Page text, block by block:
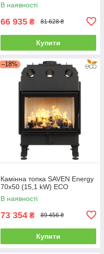
В наявності
66 935 ₴ 81 628 ₴
Купити
–18%
Камінна топка SAVEN Energy
70х50 (15,1 kW) ECO
В наявності
73 354 ₴ 89 456 ₴
Купити